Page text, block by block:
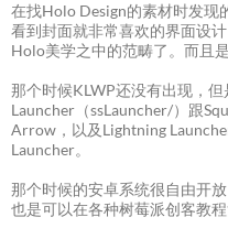
在找Holo Design的素材时发现
看到封面就非常喜欢的界面设
Holo美学之中的范畴了。而且
那个时候KLWP还没有出现，
Launcher（ssLauncher/）跟
Arrow，以及Lightning
Launcher。
那个时候的安卓系统很自由开
也是可以在各种树莓派创客教程